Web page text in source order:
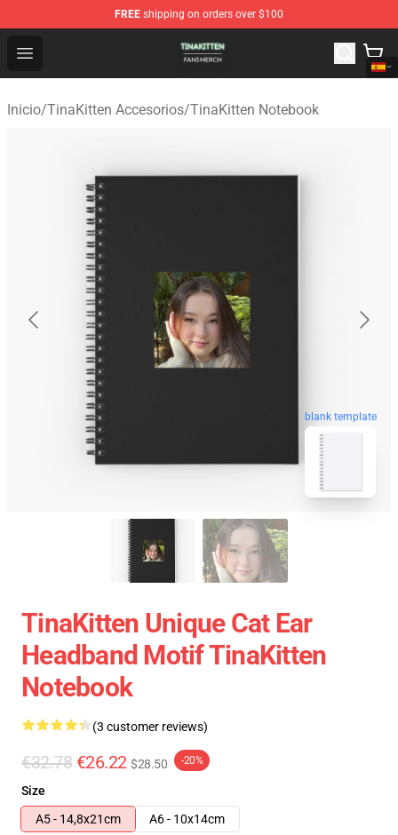
FREE shipping on orders over $100
Open menu
TinaKitten Shop - Official TinaKitten Merchandise Store
Inicio/TinaKitten Accesorios/TinaKitten Notebook
blank template
TinaKitten Unique Cat Ear
Headband Motif TinaKitten
Notebook
(3 customer reviews)
€32.78 €26.22 $28.50 -20%
Size
A5 - 14,8x21cm
A6 - 10x14cm